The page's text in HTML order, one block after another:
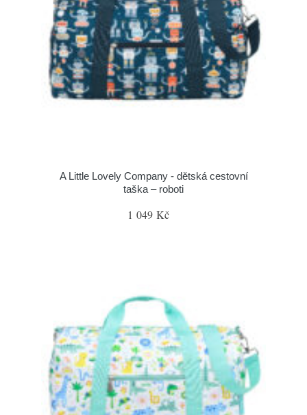
A Little Lovely Company - dětská cestovní
taška – roboti
1 049 Kč